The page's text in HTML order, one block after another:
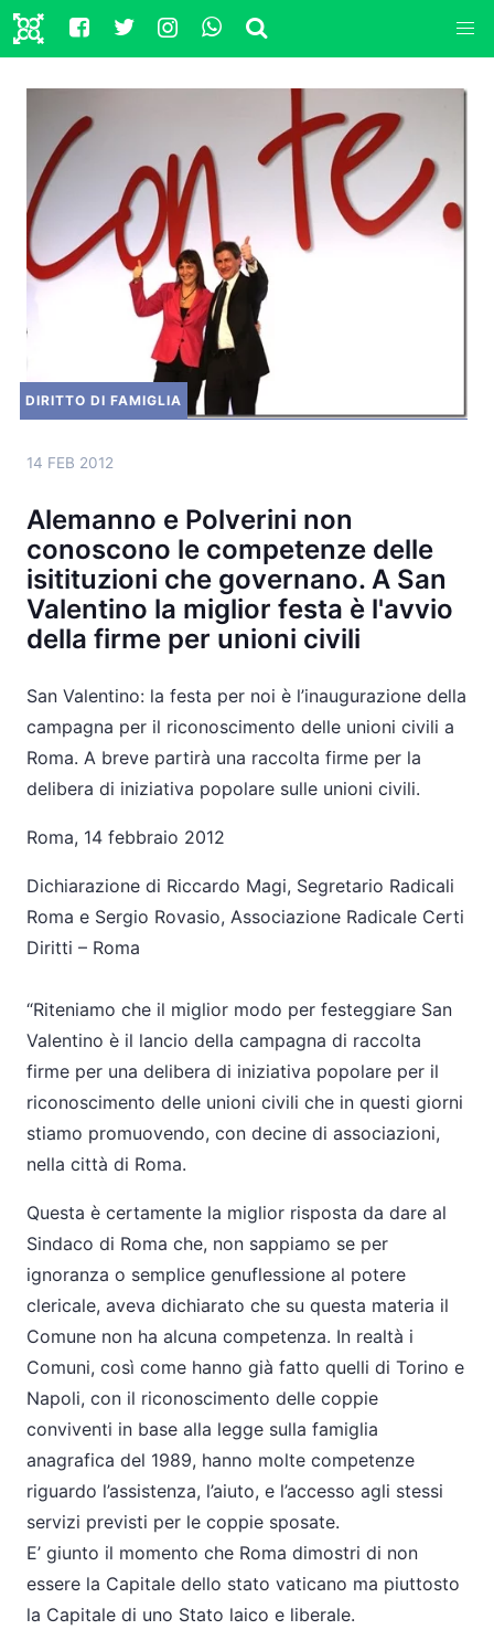
DIRITTO DI FAMIGLIA
14 FEB 2012
Alemanno e Polverini non
conoscono le competenze delle
isitituzioni che governano. A San
Valentino la miglior festa è l'avvio
della firme per unioni civili
San Valentino: la festa per noi è l’inaugurazione della
campagna per il riconoscimento delle unioni civili a
Roma. A breve partirà una raccolta firme per la
delibera di iniziativa popolare sulle unioni civili.
Roma, 14 febbraio 2012
Dichiarazione di Riccardo Magi, Segretario Radicali
Roma e Sergio Rovasio, Associazione Radicale Certi
Diritti – Roma
“Riteniamo che il miglior modo per festeggiare San
Valentino è il lancio della campagna di raccolta
firme per una delibera di iniziativa popolare per il
riconoscimento delle unioni civili che in questi giorni
stiamo promuovendo, con decine di associazioni,
nella città di Roma.
Questa è certamente la miglior risposta da dare al
Sindaco di Roma che, non sappiamo se per
ignoranza o semplice genuflessione al potere
clericale, aveva dichiarato che su questa materia il
Comune non ha alcuna competenza. In realtà i
Comuni, così come hanno già fatto quelli di Torino e
Napoli, con il riconoscimento delle coppie
conviventi in base alla legge sulla famiglia
anagrafica del 1989, hanno molte competenze
riguardo l’assistenza, l’aiuto, e l’accesso agli stessi
servizi previsti per le coppie sposate.
E’ giunto il momento che Roma dimostri di non
essere la Capitale dello stato vaticano ma piuttosto
la Capitale di uno Stato laico e liberale.